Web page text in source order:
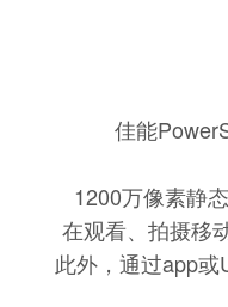
PowerShot
2. 添加了在捕
点击进入固件下